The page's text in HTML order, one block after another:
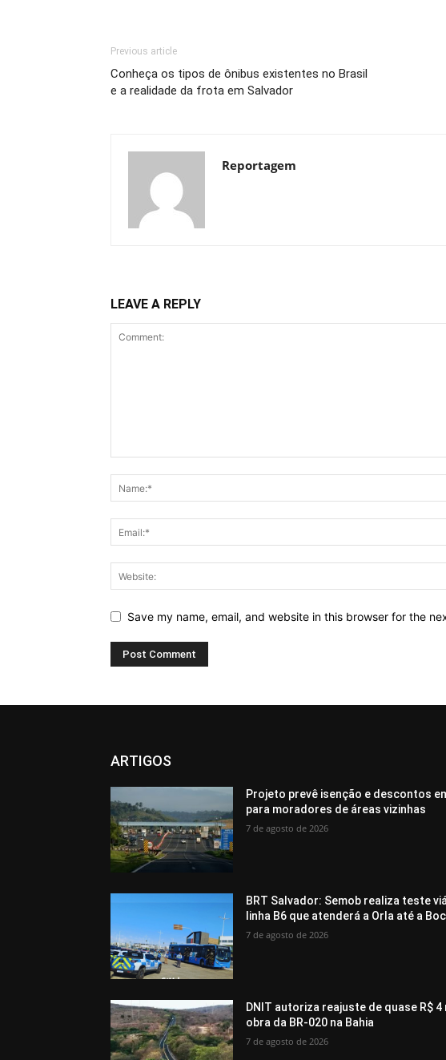
Previous article
Conheça os tipos de ônibus existentes no Brasil
e a realidade da frota em Salvador
Reportagem
LEAVE A REPLY
Save my name, email, and website in this browser for the
ARTIGOS
Projeto prevê isenção e descontos
para moradores de áreas vizinhas
7 de agosto de 2026
BRT Salvador: Semob realiza teste
linha B6 que atenderá a Orla até a
7 de agosto de 2026
DNIT autoriza reajuste de quase R$ 4
obra da BR-020 na Bahia
7 de agosto de 2026